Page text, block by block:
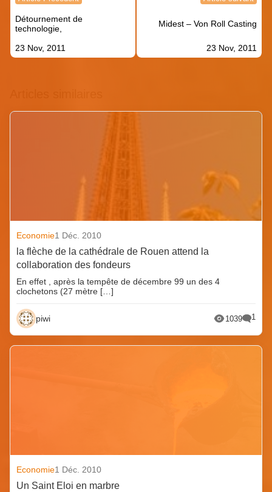
l’article
Détournement de
technologie,
23 Nov, 2011
Midest – Von Roll Casting
23 Nov, 2011
Economie1 Déc. 2010
la flèche de la cathédrale de Rouen attend la
collaboration des fondeurs
En effet , après la tempête de décembre 99 un des 4
clochetons (27 mètre […]
piwi 1039 1
Economie1 Déc. 2010
Un Saint Eloi en marbre